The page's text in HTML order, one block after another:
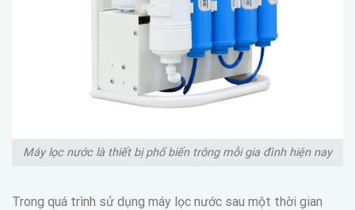
Máy lọc nước là thiết bị phổ biến trông mỗi gia đình hiện nay
Trong quá trình sử dụng máy lọc nước sau một thời gian